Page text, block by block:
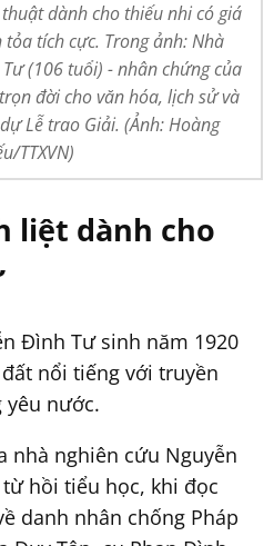
dành cho thiếu nhi có giá
tích cực. Trong ảnh: Nhà
(106 tuổi) - nhân chứng của
đời cho văn hóa, lịch sử và
Lễ trao Giải. (Ảnh: Hoàng
TTXVN)
liệt dành cho
Đình Tư sinh năm 1920
nổi tiếng với truyền
yêu nước.
nhà nghiên cứu Nguyễn
hồi tiểu học, khi đọc
danh nhân chống Pháp